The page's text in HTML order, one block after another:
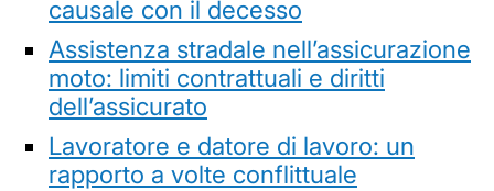
causale con il decesso
Assistenza stradale nell’assicurazione
moto: limiti contrattuali e diritti
dell’assicurato
Lavoratore e datore di lavoro: un
rapporto a volte conflittuale